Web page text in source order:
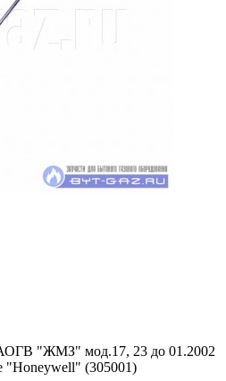
АОГВ "ЖМЗ" мод.17, 23 до 01.2002
"Honeywell" (305001)